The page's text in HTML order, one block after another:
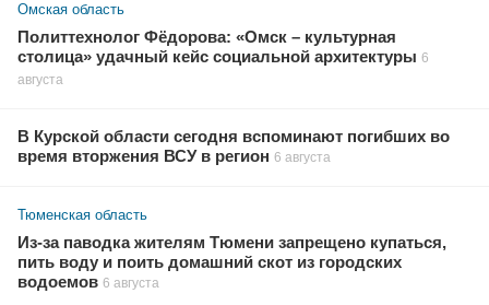
Омская область
Политтехнолог Фёдорова: «Омск – культурная
столица» удачный кейс социальной архитектуры 6
августа
В Курской области сегодня вспоминают погибших во
время вторжения ВСУ в регион 6 августа
Тюменская область
Из-за паводка жителям Тюмени запрещено купаться,
пить воду и поить домашний скот из городских
водоемов 6 августа